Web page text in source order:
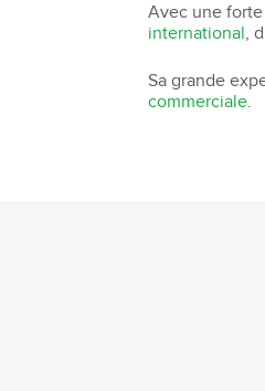
Avec une
international,
Sa grande
commerciale.